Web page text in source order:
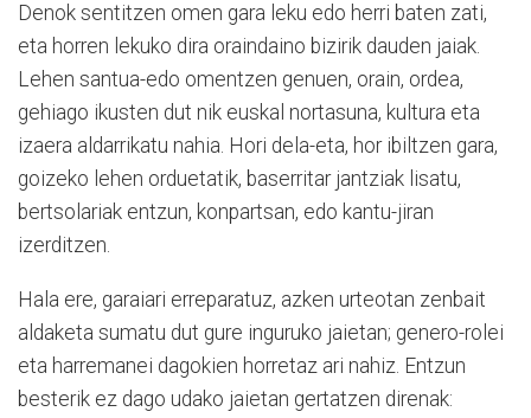
Denok sentitzen omen gara leku edo herri baten zati,
eta horren lekuko dira oraindaino bizirik dauden jaiak.
Lehen santua-edo omentzen genuen, orain, ordea,
gehiago ikusten dut nik euskal nortasuna, kultura eta
izaera aldarrikatu nahia. Hori dela-eta, hor ibiltzen gara,
goizeko lehen orduetatik, baserritar jantziak lisatu,
bertsolariak entzun, konpartsan, edo kantu-jiran
izerditzen.
Hala ere, garaiari erreparatuz, azken urteotan zenbait
aldaketa sumatu dut gure inguruko jaietan; genero-rolei
eta harremanei dagokien horretaz ari nahiz. Entzun
besterik ez dago udako jaietan gertatzen direnak: